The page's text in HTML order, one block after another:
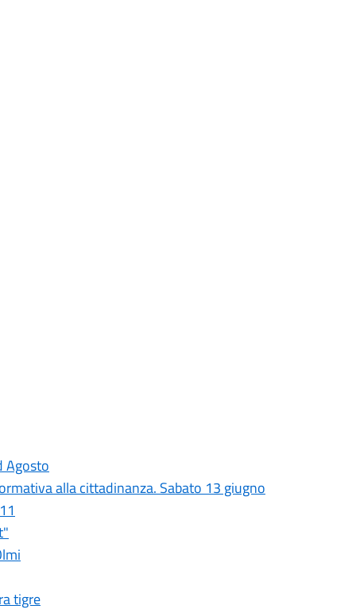
Agosto
alla cittadinanza. Sabato 13 giugno
tigre